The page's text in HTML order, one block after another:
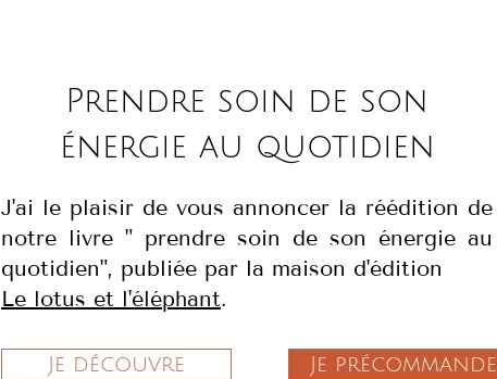
Prendre soin de son
énergie au quotidien
J'ai le plaisir de vous annoncer la réédition de
notre livre " prendre soin de son énergie au
quotidien", publiée par la maison d'édition
Le lotus et l'éléphant.
Je découvre Je précommande